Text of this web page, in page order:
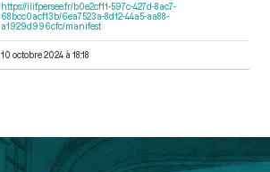
https://iiif.persee.fr/b0e2cf11-597c-427d-8ac7-
68bcc0acf13b/6ea7523a-8d12-44a5-aa88-
a1929d996cfc/manifest
10 octobre 2024 à 18:18